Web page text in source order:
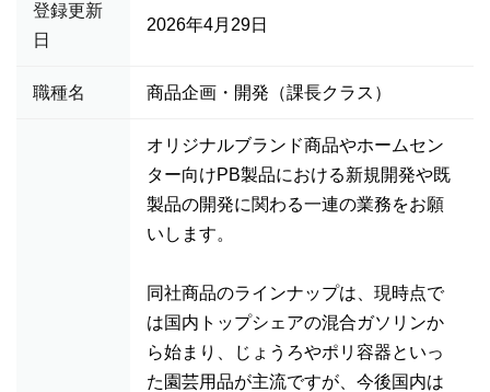
登録更新
日
2026年4月29日
職種名 商品企画・開発（課長クラス）
オリジナルブランド商品やホームセン
ター向けPB製品における新規開発や既
製品の開発に関わる一連の業務をお願
いします。
同社商品のラインナップは、現時点で
は国内トップシェアの混合ガソリンか
ら始まり、じょうろやポリ容器といっ
た園芸用品が主流ですが、今後国内は